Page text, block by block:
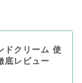
ドクリーム 使
底レビュー